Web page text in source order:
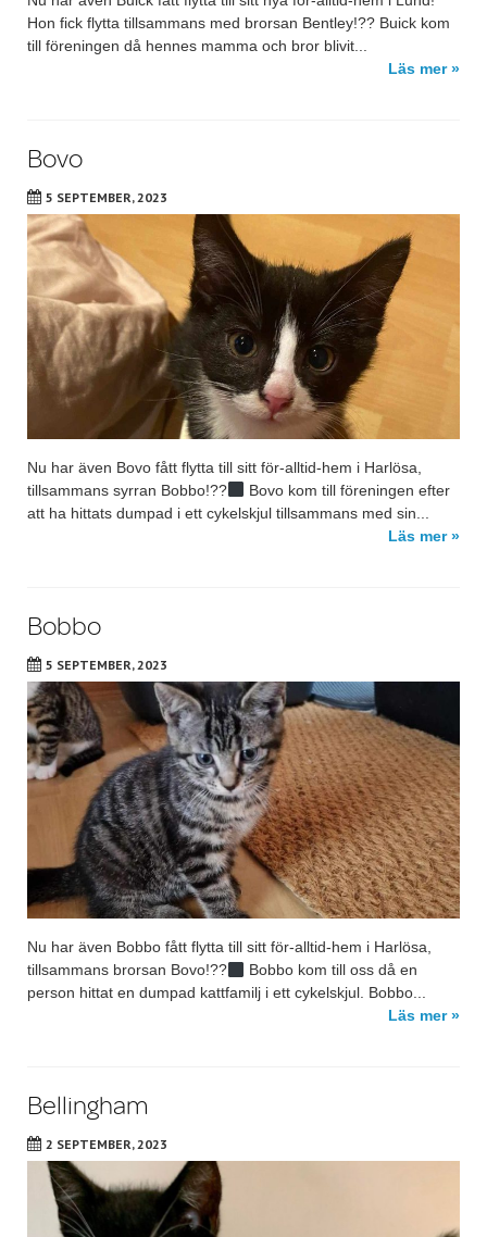
Hon fick flytta tillsammans med brorsan Bentley!?? Buick kom
till föreningen då hennes mamma och bror blivit...
Läs mer »
Bovo
5 SEPTEMBER, 2023
Nu har även Bovo fått flytta till sitt för-alltid-hem i Harlösa,
tillsammans syrran Bobbo!??‍
Bovo kom till föreningen efter
att ha hittats dumpad i ett cykelskjul tillsammans med sin...
Läs mer »
Bobbo
5 SEPTEMBER, 2023
Nu har även Bobbo fått flytta till sitt för-alltid-hem i Harlösa,
tillsammans brorsan Bovo!??‍
Bobbo kom till oss då en
person hittat en dumpad kattfamilj i ett cykelskjul. Bobbo...
Läs mer »
Bellingham
2 SEPTEMBER, 2023